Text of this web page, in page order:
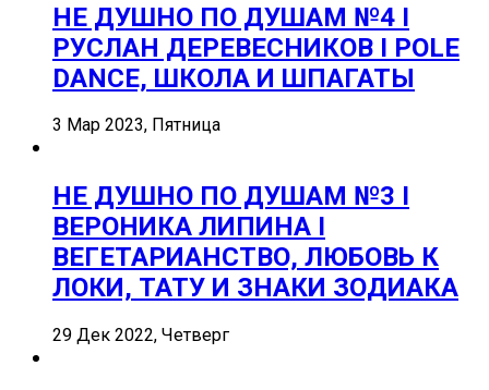
НЕ ДУШНО ПО ДУШАМ №4 I
РУСЛАН ДЕРЕВЕСНИКОВ I POLE
DANCE, ШКОЛА И ШПАГАТЫ
3 Мар 2023, Пятница
НЕ ДУШНО ПО ДУШАМ №3 I
ВЕРОНИКА ЛИПИНА I
ВЕГЕТАРИАНСТВО, ЛЮБОВЬ К
ЛОКИ, ТАТУ И ЗНАКИ ЗОДИАКА
29 Дек 2022, Четверг